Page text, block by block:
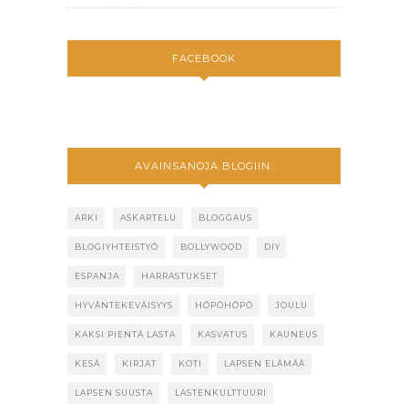
FACEBOOK
AVAINSANOJA BLOGIIN:
ARKI ASKARTELU BLOGGAUS
BLOGIYHTEISTYÖ BOLLYWOOD DIY
ESPANJA HARRASTUKSET
HYVÄNTEKEVÄISYYS HÖPÖHÖPÖ JOULU
KAKSI PIENTÄ LASTA KASVATUS KAUNEUS
KESÄ KIRJAT KOTI LAPSEN ELÄMÄÄ
LAPSEN SUUSTA LASTENKULTTUURI